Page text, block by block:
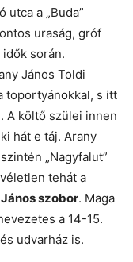
utca a „Buda”
uraság, gróf
során.
János Toldi
toportyánokkal, s itt
A költő szülei innen
hát e táj. Arany
„Nagyfalut”
tehát a
szobor. Maga
a 14-15.
és udvarház is.